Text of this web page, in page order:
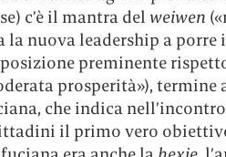
c’è il mantra del weiwen
la nuova leadership a
preminente
prosperità»), termine
che indica
il primo vero